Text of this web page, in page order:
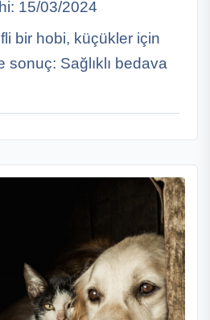
15/03/2024
bir hobi, küçükler için
sonuç: Sağlıklı bedava